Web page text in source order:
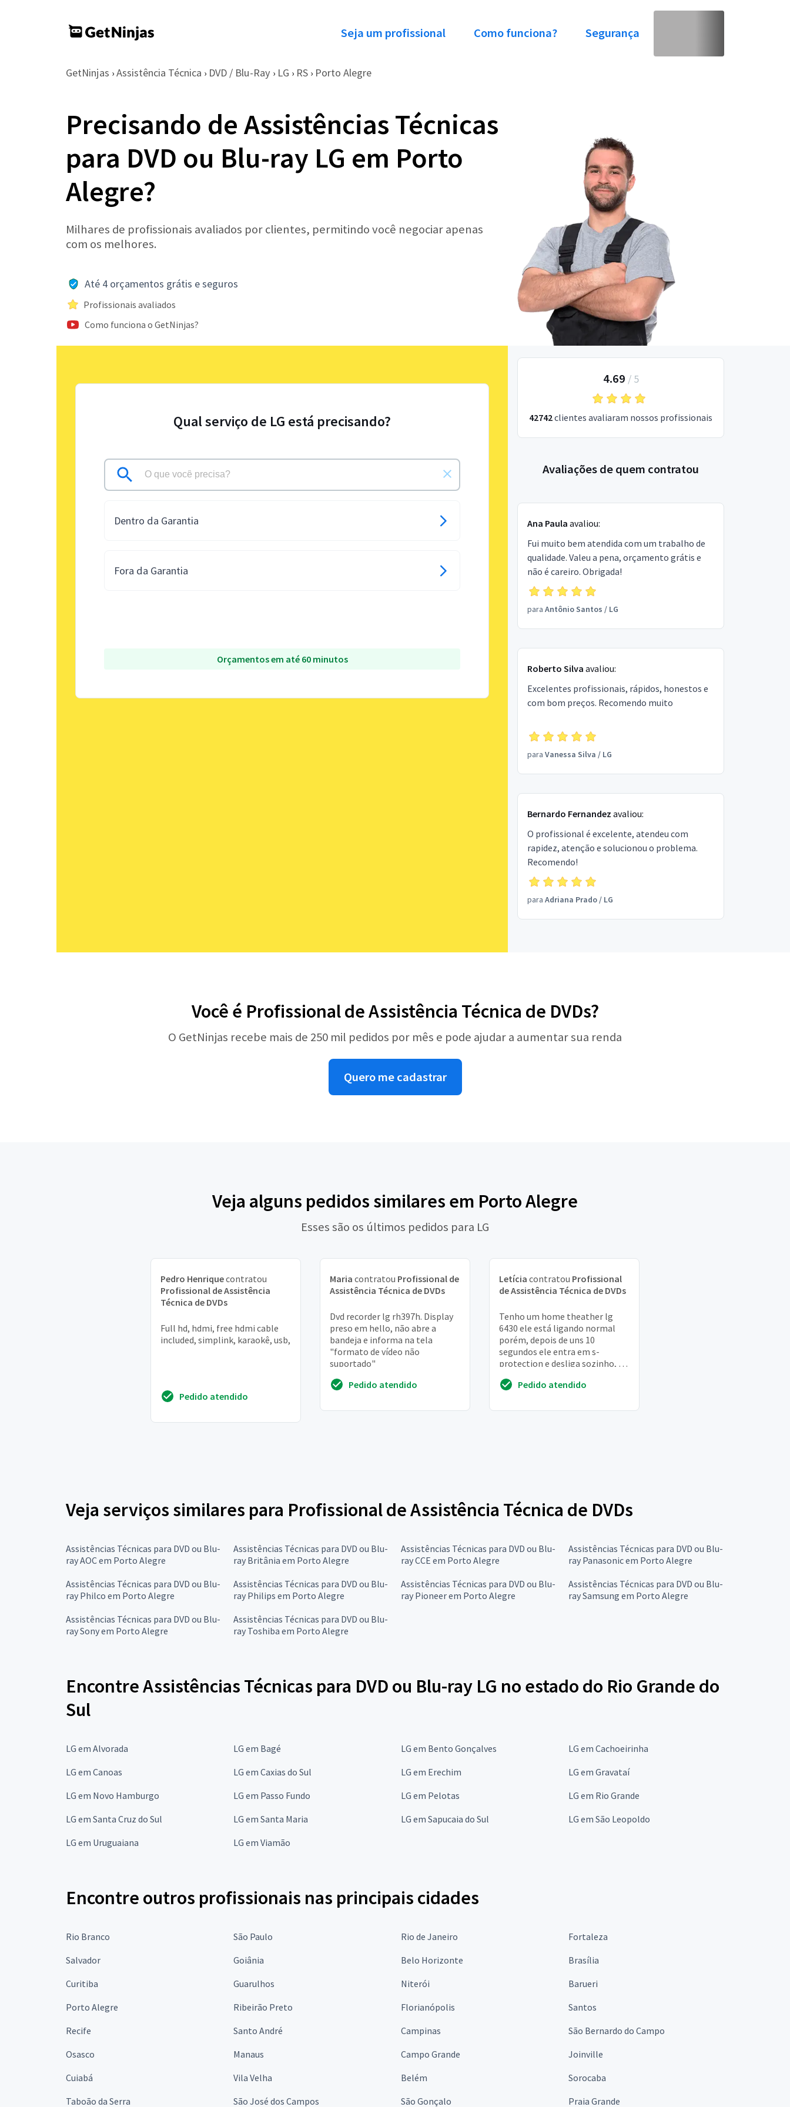
Seja um profissional Como funciona? Segurança
GetNinjas › Assistência Técnica › DVD / Blu-Ray › LG › RS › Porto Alegre
Precisando de Assistências Técnicas
para DVD ou Blu-ray LG em Porto
Alegre?
Milhares de profissionais avaliados por clientes, permitindo você negociar apenas
com os melhores.
Até 4 orçamentos grátis e seguros
Profissionais avaliados
Como funciona o GetNinjas?
Qual serviço de LG está precisando?
Dentro da Garantia
Fora da Garantia
Orçamentos em até 60 minutos
4.69 / 5
42742clientes avaliaram nossos profissionais
Avaliações de quem contratou
Ana Paula avaliou:
Fui muito bem atendida com um trabalho de
qualidade. Valeu a pena, orçamento grátis e
não é careiro. Obrigada!
para Antônio Santos / LG
Roberto Silva avaliou:
Excelentes profissionais, rápidos, honestos e
com bom preços. Recomendo muito
para Vanessa Silva / LG
Bernardo Fernandez avaliou:
O profissional é excelente, atendeu com
rapidez, atenção e solucionou o problema.
Recomendo!
para Adriana Prado/ LG
Você é Profissional de Assistência Técnica de DVDs?
O GetNinjas recebe mais de 250 mil pedidos por mês e pode ajudar a aumentar sua renda
Quero me cadastrar
Veja alguns pedidos similares em Porto Alegre
Esses são os últimos pedidos para LG
Pedro Henriquecontratou
Profissional de Assistência
Técnica de DVDs
Full hd, hdmi, free hdmi cable
included, simplink, karaokê, usb,
Pedido atendido
Maria contratou Profissional de
Assistência Técnica de DVDs
Dvd recorder lg rh397h. Display
preso em hello, não abre a
bandeja e informa na tela
"formato de vídeo não
suportado"
Pedido atendido
Letícia contratou Profissional
de Assistência Técnica de DVDs
Tenho um home theather lg
6430 ele está ligando normal
porém, depois de uns 10
segundos ele entra em s-
protection e desliga sozinho, se
agradeço ****26 tel:
Pedido atendido
Veja serviços similares para Profissional de Assistência Técnica de DVDs
Assistências Técnicas para DVD ou Blu-
ray AOC em Porto Alegre
Assistências Técnicas para DVD ou Blu-
ray Britânia em Porto Alegre
Assistências Técnicas para DVD ou Blu-
ray CCE em Porto Alegre
Assistências Técnicas para DVD ou Blu-
ray Panasonic em Porto Alegre
Assistências Técnicas para DVD ou Blu-
ray Philco em Porto Alegre
Assistências Técnicas para DVD ou Blu-
ray Philips em Porto Alegre
Assistências Técnicas para DVD ou Blu-
ray Pioneer em Porto Alegre
Assistências Técnicas para DVD ou Blu-
ray Samsung em Porto Alegre
Assistências Técnicas para DVD ou Blu-
ray Sony em Porto Alegre
Assistências Técnicas para DVD ou Blu-
ray Toshiba em Porto Alegre
Encontre Assistências Técnicas para DVD ou Blu-ray LG no estado do Rio Grande do
Sul
LG em Alvorada LG em Bagé LG em Bento Gonçalves
LG em Cachoeirinha
LG em Canoas
LG em Caxias do Sul LG em Erechim
LG em Gravataí
LG em Novo Hamburgo
LG em Passo Fundo LG em Pelotas
LG em Rio Grande
LG em Santa Cruz do Sul
LG em Santa Maria LG em Sapucaia do Sul
LG em São Leopoldo
LG em Uruguaiana
LG em Viamão
Encontre outros profissionais nas principais cidades
Rio Branco São Paulo Rio de Janeiro
Fortaleza
Salvador
Goiânia Belo Horizonte
Brasília
Curitiba
Guarulhos Niterói
Barueri
Porto Alegre
Ribeirão Preto Florianópolis
Santos
Recife
Santo André Campinas
São Bernardo do Campo
Osasco
Manaus Campo Grande
Joinville
Cuiabá
Vila Velha Belém
Sorocaba
Taboão da Serra
São José dos Campos São Gonçalo Praia Grande